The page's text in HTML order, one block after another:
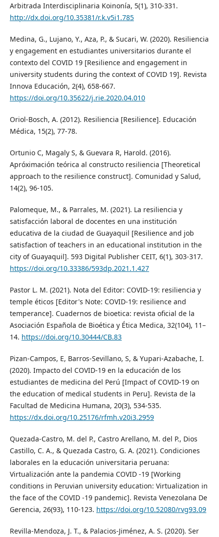
Arbitrada Interdisciplinaria Koinonía, 5(1), 310-331.
http://dx.doi.org/10.35381/r.k.v5i1.785
Medina, G., Lujano, Y., Aza, P., & Sucari, W. (2020). Resiliencia
y engagement en estudiantes universitarios durante el
contexto del COVID 19 [Resilience and engagement in
university students during the context of COVID 19]. Revista
Innova Educación, 2(4), 658-667.
https://doi.org/10.35622/j.rie.2020.04.010
Oriol-Bosch, A. (2012). Resiliencia [Resilience]. Educación
Médica, 15(2), 77-78.
Ortunio C, Magaly S, & Guevara R, Harold. (2016).
Apróximación teórica al constructo resiliencia [Theoretical
approach to the resilience construct]. Comunidad y Salud,
14(2), 96-105.
Palomeque, M., & Parrales, M. (2021). La resiliencia y
satisfacción laboral de docentes en una institución
educativa de la ciudad de Guayaquil [Resilience and job
satisfaction of teachers in an educational institution in the
city of Guayaquil]. 593 Digital Publisher CEIT, 6(1), 303-317.
https://doi.org/10.33386/593dp.2021.1.427
Pastor L. M. (2021). Nota del Editor: COVID-19: resiliencia y
temple éticos [Editor's Note: COVID-19: resilience and
temperance]. Cuadernos de bioetica: revista oficial de la
Asociación Española de Bioética y Ética Medica, 32(104), 11–
14. https://doi.org/10.30444/CB.83
Pizan-Campos, E, Barros-Sevillano, S, & Yupari-Azabache, I.
(2020). Impacto del COVID-19 en la educación de los
estudiantes de medicina del Perú [Impact of COVID-19 on
the education of medical students in Peru]. Revista de la
Facultad de Medicina Humana, 20(3), 534-535.
https://dx.doi.org/10.25176/rfmh.v20i3.2959
Quezada-Castro, M. del P., Castro Arellano, M. del P., Dios
Castillo, C. A., & Quezada Castro, G. A. (2021). Condiciones
laborales en la educación universitaria peruana:
Virtualización ante la pandemia COVID -19 [Working
conditions in Peruvian university education: Virtualization in
the face of the COVID -19 pandemic]. Revista Venezolana De
Gerencia, 26(93), 110-123. https://doi.org/10.52080/rvg93.09
Revilla-Mendoza, J. T., & Palacios-Jiménez, A. S. (2020). Ser